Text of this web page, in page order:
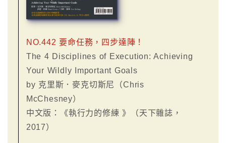
NO.442 要命任務，四步達陣！
The 4 Disciplines of Execution: Achieving
Your Wildly Important Goals
by 克里斯．麥克切斯尼（Chris
McChesney）
中文版：《執行力的修練 》（天下雜誌，
2017）